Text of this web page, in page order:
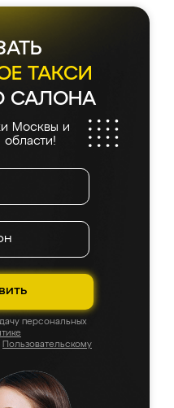
ТАКСИ
САЛОНА
Москвы и
области!
персональных
Пользовательскому